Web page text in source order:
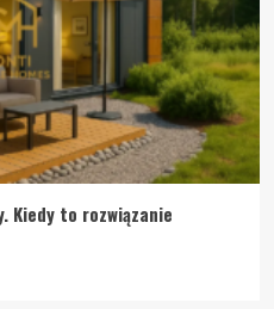
Kiedy to rozwiązanie